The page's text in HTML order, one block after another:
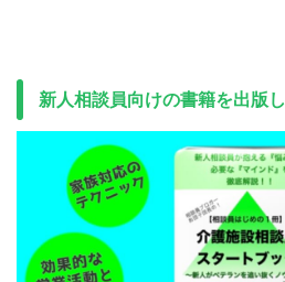
新人相談員向けの書籍を出版